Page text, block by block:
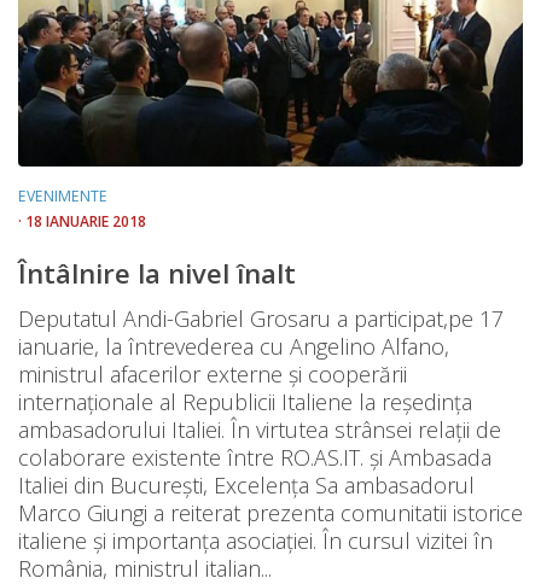
EVENIMENTE
· 18 IANUARIE 2018
Întâlnire la nivel înalt
​Deputatul Andi-Gabriel Grosaru a ​participat,pe 17
ianuarie,​ la întrevederea cu Angelino Alfano,
ministrul afacerilor externe şi cooperării
internaţionale al Republicii Italiene​ la​ reședința
ambasadorului Italiei​.​ În virtutea strânsei relații de
colaborare existente între RO.AS.IT. și Ambasada
Italiei din București, Excelența Sa ambasadorul
Marco Giungi a ​reiterat prezenta comunitatii istorice
italiene și importanța asociației​​. ​În cursul vizitei în
România, ministrul italian...